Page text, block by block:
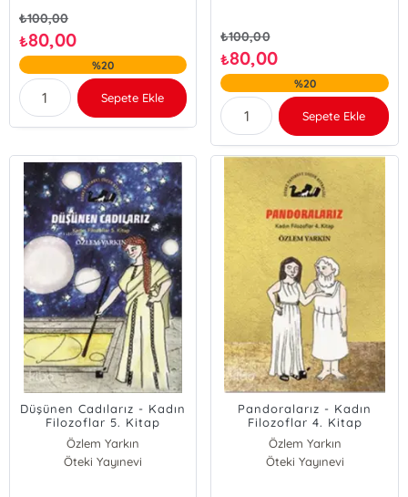
₺100,00
₺80,00
%20
Sepete Ekle
₺100,00
₺80,00
%20
Sepete Ekle
Düşünen Cadılarız - Kadın
Filozoflar 5. Kitap
Özlem Yarkın
Öteki Yayınevi
Pandoralarız - Kadın
Filozoflar 4. Kitap
Özlem Yarkın
Öteki Yayınevi